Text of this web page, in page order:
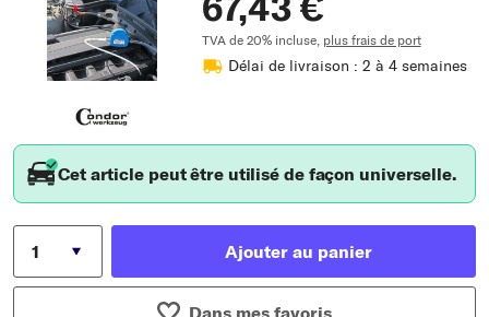
TVA de 20% incluse, plus frais de port
Délai de livraison : 2 à 4 semaines
Cet article peut être utilisé de façon universelle.
Ajouter au panier